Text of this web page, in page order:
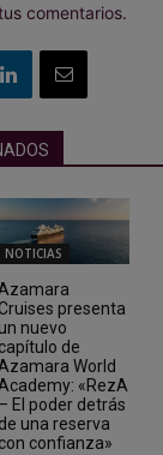
comentarios.
NOTICIAS
presenta
nuevo
capítulo de
World
«RezA
– El poder detrás
de una reserva
con confianza»